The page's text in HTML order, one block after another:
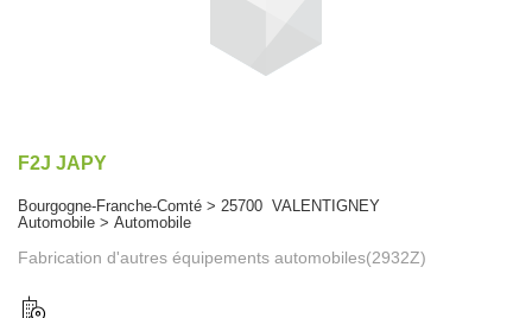
F2J JAPY
Bourgogne-Franche-Comté > 25700 VALENTIGNEY
Automobile > Automobile
Fabrication d'autres équipements automobiles(2932Z)